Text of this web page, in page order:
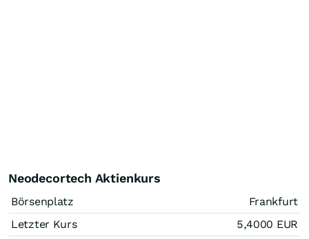
Neodecortech Aktienkurs
Börsenplatz
Frankfurt
Letzter Kurs
5,4000 EUR